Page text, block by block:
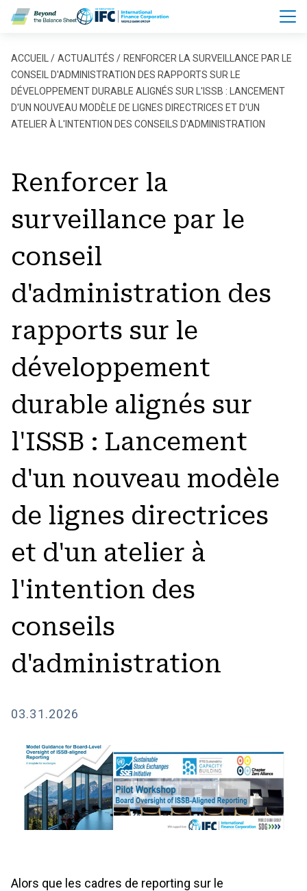
Aller au contenu principal
Fil d'Ariane
ACCUEIL ACTUALITÉS
RENFORCER LA SURVEILLANCE PAR LE
CONSEIL D'ADMINISTRATION DES RAPPORTS SUR LE
DÉVELOPPEMENT DURABLE ALIGNÉS SUR L'ISSB : LANCEMENT
D'UN NOUVEAU MODÈLE DE LIGNES DIRECTRICES ET D'UN
ATELIER À L'INTENTION DES CONSEILS D'ADMINISTRATION
Renforcer la
surveillance par le
conseil
d'administration des
rapports sur le
développement
durable alignés sur
l'ISSB : Lancement
d'un nouveau modèle
de lignes directrices
et d'un atelier à
l'intention des
conseils
d'administration
03.31.2026
Alors que les cadres de reporting sur le